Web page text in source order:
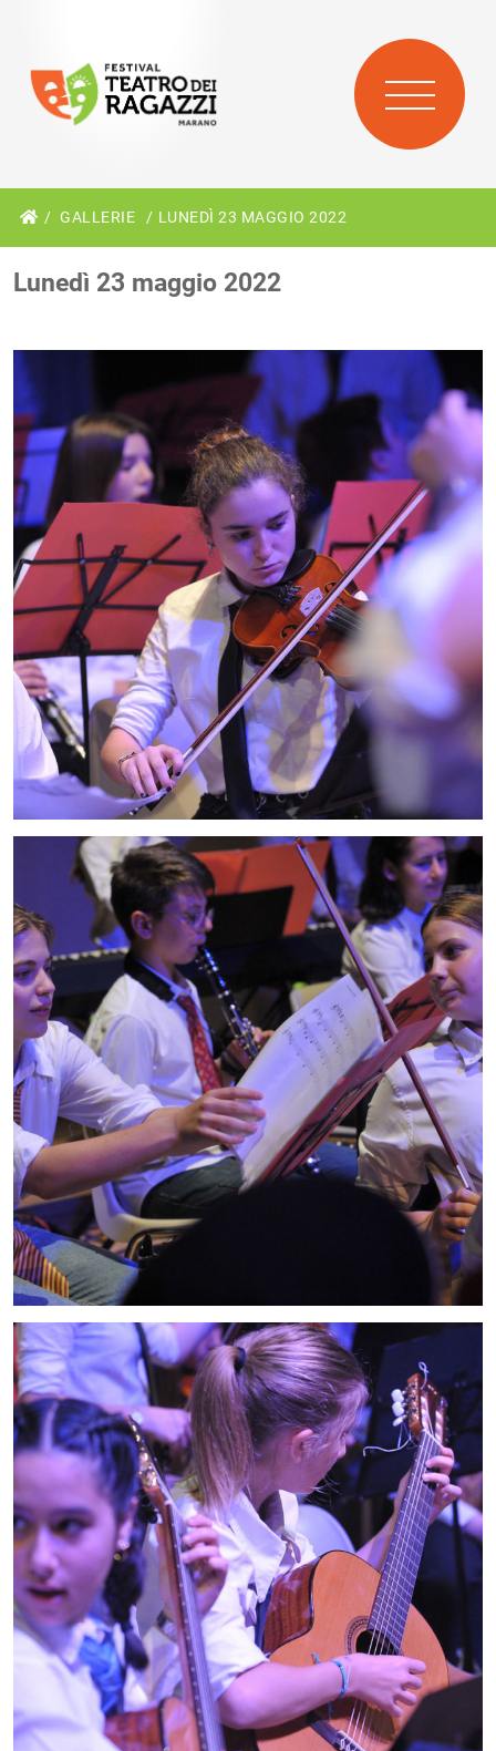
GALLERIE LUNEDÌ 23 MAGGIO 2022
Lunedì 23 maggio 2022